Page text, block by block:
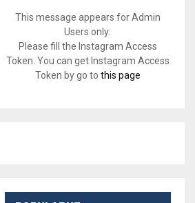
This message appears for Admin
Users only:
Please fill the Instagram Access
Token. You can get Instagram Access
Token by go to this page